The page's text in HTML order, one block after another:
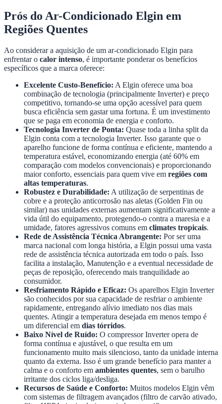
Prós do Ar-Condicionado Elgin em
Regiões Quentes
Ao considerar a aquisição de um ar-condicionado Elgin para
enfrentar o calor intenso, é importante ponderar os benefícios
específicos que a marca oferece:
Excelente Custo-Benefício: A Elgin oferece uma boa
combinação de tecnologia (principalmente Inverter) e preço
competitivo, tornando-se uma opção acessível para quem
busca eficiência sem gastar uma fortuna. É um investimento
que se paga em economia de energia e conforto.
Tecnologia Inverter de Ponta: Quase toda a linha split da
Elgin conta com a tecnologia Inverter. Isso garante que o
aparelho funcione de forma contínua e eficiente, mantendo a
temperatura estável, economizando energia (até 60% em
comparação com modelos convencionais) e proporcionando
maior conforto, essenciais para quem vive em regiões com
altas temperaturas.
Robustez e Durabilidade: A utilização de serpentinas de
cobre e a proteção anticorrosão nas aletas (Golden Fin ou
similar) nas unidades externas aumentam significativamente a
vida útil do equipamento, protegendo-o contra a maresia e a
umidade, fatores agressivos comuns em climates tropicais.
Rede de Assistência Técnica Abrangente: Por ser uma
marca nacional com longa história, a Elgin possui uma vasta
rede de assistência técnica autorizada em todo o país. Isso
facilita a instalação, Manutenção e a eventual necessidade de
peças de reposição, oferecendo mais tranquilidade ao
consumidor.
Resfriamento Rápido e Eficaz: Os aparelhos Elgin Inverter
são conhecidos por sua capacidade de resfriar o ambiente
rapidamente, entregando alívio imediato nos dias mais
quentes. Atingir a temperatura desejada em menos tempo é
um diferencial em dias tórridos.
Baixo Nível de Ruído: O compressor Inverter opera de
forma contínua e ajustável, o que resulta em um
funcionamento muito mais silencioso, tanto da unidade interna
quanto da externa. Isso é um grande benefício para manter a
calma e o conforto em ambientes quentes, sem o barulho
irritante dos ciclos liga/desliga.
Recursos de Saúde e Conforto: Muitos modelos Elgin vêm
com sistemas de filtragem avançados (filtro de carvão ativado,